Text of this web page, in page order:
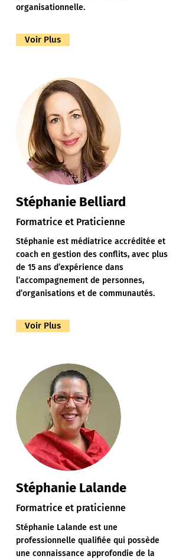
organisationnelle.
Voir Plus
Stéphanie Belliard
Formatrice et Praticienne
Stéphanie est médiatrice accréditée et
coach en gestion des conflits, avec plus
de 15 ans d’expérience dans
l’accompagnement de personnes,
d’organisations et de communautés.
Voir Plus
Stéphanie Lalande
Formatrice et praticienne
Stéphanie Lalande est une
professionnelle qualifiée qui possède
une connaissance approfondie de la